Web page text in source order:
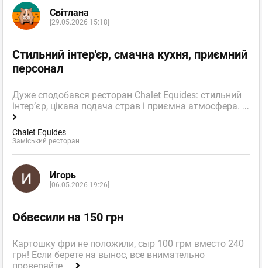
Світлана
[29.05.2026 15:18]
Стильний інтер'єр, смачна кухня, приємний
персонал
Дуже сподобався ресторан Chalet Equides: стильний
інтер’єр, цікава подача страв і приємна атмосфера. ...
Chalet Equides
Заміський ресторан
Игорь
[06.05.2026 19:26]
Обвесили на 150 грн
Картошку фри не положили, сыр 100 грм вместо 240
грн! Если берете на вынос, все внимательно